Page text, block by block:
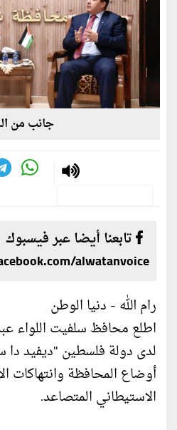
جانب من
تابعنا أيضا عبر فيسبوك
alwatanvoice
رام الله - دنيا الوطن
اطلع محافظ سلفيت اللواء
لدى دولة فلسطين "ديفيد دا
أوضاع المحافظة وانتهاكات
الاستيطاني المتصاعد.